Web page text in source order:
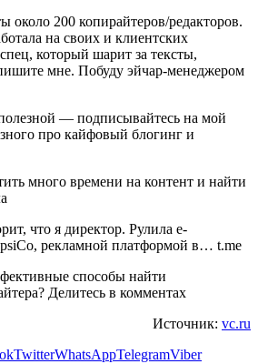
около 200 копирайтеров/редакторов.
на своих и клиентских
который шарит за тексты,
мне. Побуду эйчар-менеджером
полезной — подписывайтесь на мой
про кайфовый блогинг и
что я директор. Рулила е-
рекламной платформой в… t.me
способы найти
Делитесь в комментах
Источник: vc.ru
TwitterWhatsAppTelegramViber